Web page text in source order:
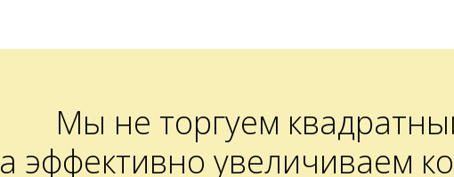
Мы не торгуем
а эффективно увеличиваем